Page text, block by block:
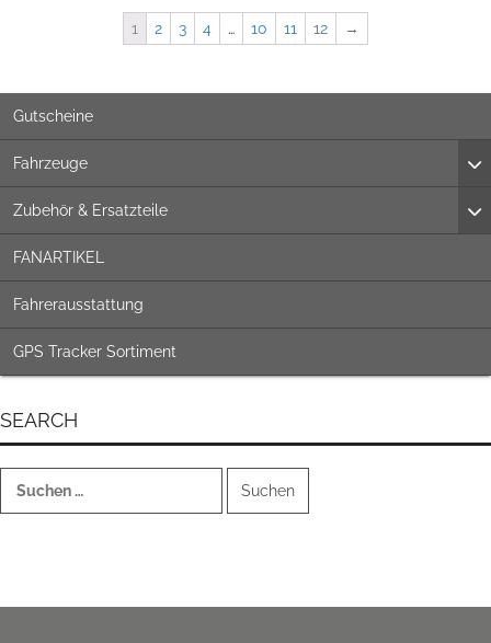
1 2 3 4 … 10 11 12 →
Gutscheine
Fahrzeuge
Zubehör & Ersatzteile
FANARTIKEL
Fahrerausstattung
GPS Tracker Sortiment
SEARCH
nach: